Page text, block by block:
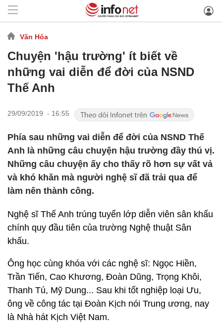
Văn Hóa
Chuyện 'hậu trường' ít biết về
những vai diễn để đời của NSND
Thế Anh
29/09/2019 - 16:55
Phía sau những vai diễn để đời của NSND Thế
Anh là những câu chuyện hậu trường đầy thú vị.
Những câu chuyện ấy cho thấy rõ hơn sự vất vả
và khó khăn mà người nghệ sĩ đã trải qua để
làm nên thành công.
Nghệ sĩ Thế Anh trúng tuyển lớp diễn viên sân khấu
chính quy đầu tiên của trường Nghệ thuật Sân
khấu.
Ông học cùng khóa với các nghệ sĩ: Ngọc Hiền,
Trần Tiến, Cao Khương, Đoàn Dũng, Trọng Khôi,
Thanh Tú, Mỹ Dung... Sau khi tốt nghiệp loại Ưu,
ông về công tác tại Đoàn Kịch nói Trung ương, nay
là Nhà hát Kịch Việt Nam.